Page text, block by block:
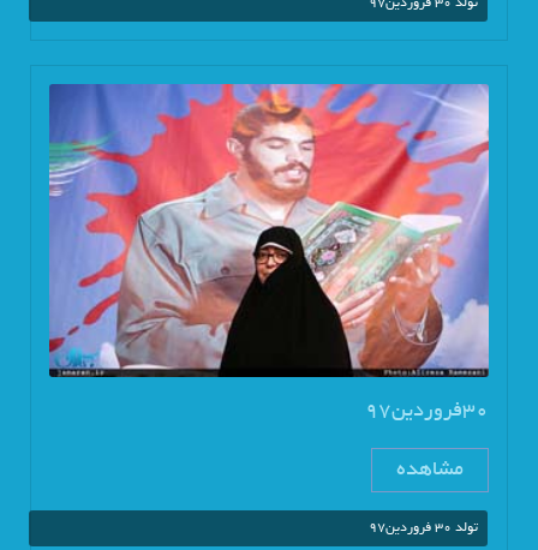
تولد 30 فروردین97
30فروردین97
مشاهده
تولد 30 فروردین97